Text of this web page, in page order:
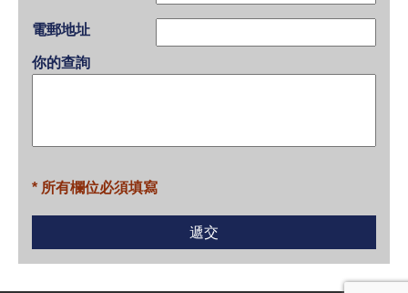
電郵地址
你的查詢
* 所有欄位必須填寫